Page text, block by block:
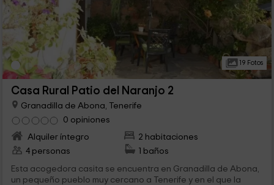
19 Fotos
Casa Rural Patio del Naranjo 2
Granadilla de Abona, Tenerife
0 opiniones
Alquiler íntegro
2 habitaciones
4 personas
1 baños
Esta acogedora casita se encuentra en Granadilla de Abona,
un pequeño pueblo muy cercano a Tenerife y en el que la